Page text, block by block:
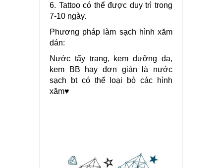
6. Tattoo có thể được duy trì trong
7-10 ngày.
Phương pháp làm sạch hình xăm
dán:
Nước tẩy trang, kem dưỡng da,
kem BB hay đơn giản là nước
sạch bt có thể loại bỏ các hình
xăm♥